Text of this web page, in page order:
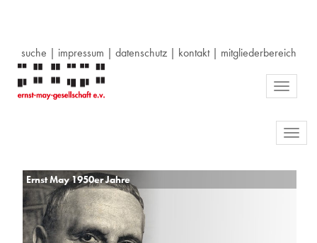
suche | impressum | datenschutz| kontakt| mitgliederbereich
Toggle
Ernst May 1950er Jahre